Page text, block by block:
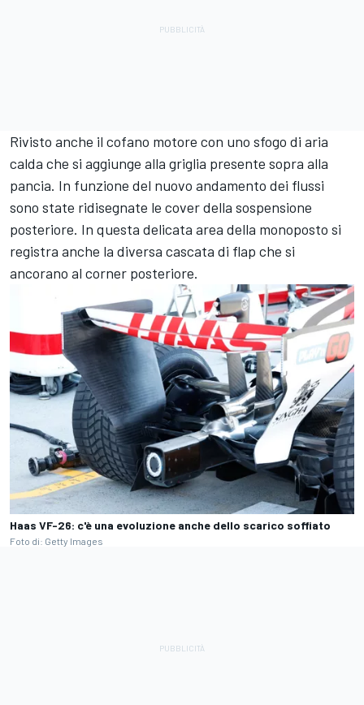
Rivisto anche il cofano motore con uno sfogo di aria
calda che si aggiunge alla griglia presente sopra alla
pancia. In funzione del nuovo andamento dei flussi
sono state ridisegnate le cover della sospensione
posteriore. In questa delicata area della monoposto si
registra anche la diversa cascata di flap che si
ancorano al corner posteriore.
Haas VF-26: c'è una evoluzione anche dello scarico soffiato
Foto di: Getty Images